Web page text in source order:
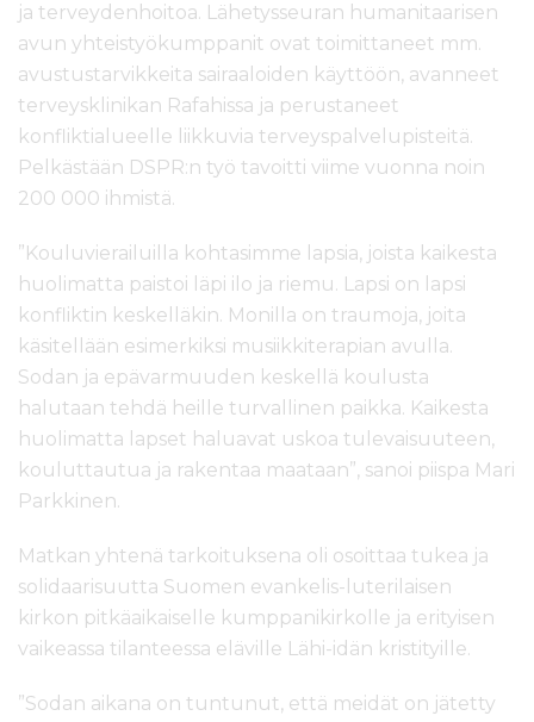
ja terveydenhoitoa. Lähetysseuran humanitaarisen
avun yhteistyökumppanit ovat toimittaneet mm.
avustustarvikkeita sairaaloiden käyttöön, avanneet
terveysklinikan Rafahissa ja perustaneet
konfliktialueelle liikkuvia terveyspalvelupisteitä.
Pelkästään DSPR:n työ tavoitti viime vuonna noin
200 000 ihmistä.
”Kouluvierailuilla kohtasimme lapsia, joista kaikesta
huolimatta paistoi läpi ilo ja riemu. Lapsi on lapsi
konfliktin keskelläkin. Monilla on traumoja, joita
käsitellään esimerkiksi musiikkiterapian avulla.
Sodan ja epävarmuuden keskellä koulusta
halutaan tehdä heille turvallinen paikka. Kaikesta
huolimatta lapset haluavat uskoa tulevaisuuteen,
kouluttautua ja rakentaa maataan”, sanoi piispa Mari
Parkkinen.
Matkan yhtenä tarkoituksena oli osoittaa tukea ja
solidaarisuutta Suomen evankelis-luterilaisen
kirkon pitkäaikaiselle kumppanikirkolle ja erityisen
vaikeassa tilanteessa eläville Lähi-idän kristityille.
”Sodan aikana on tuntunut, että meidät on jätetty